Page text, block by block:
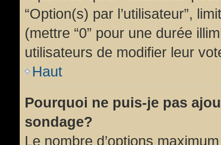
“Option(s) par l’utilisateur”,
(mettre “0” pour une durée
utilisateurs de modifier leur
Haut
Pourquoi ne puis-je pas
sondage?
Le nombre d’options